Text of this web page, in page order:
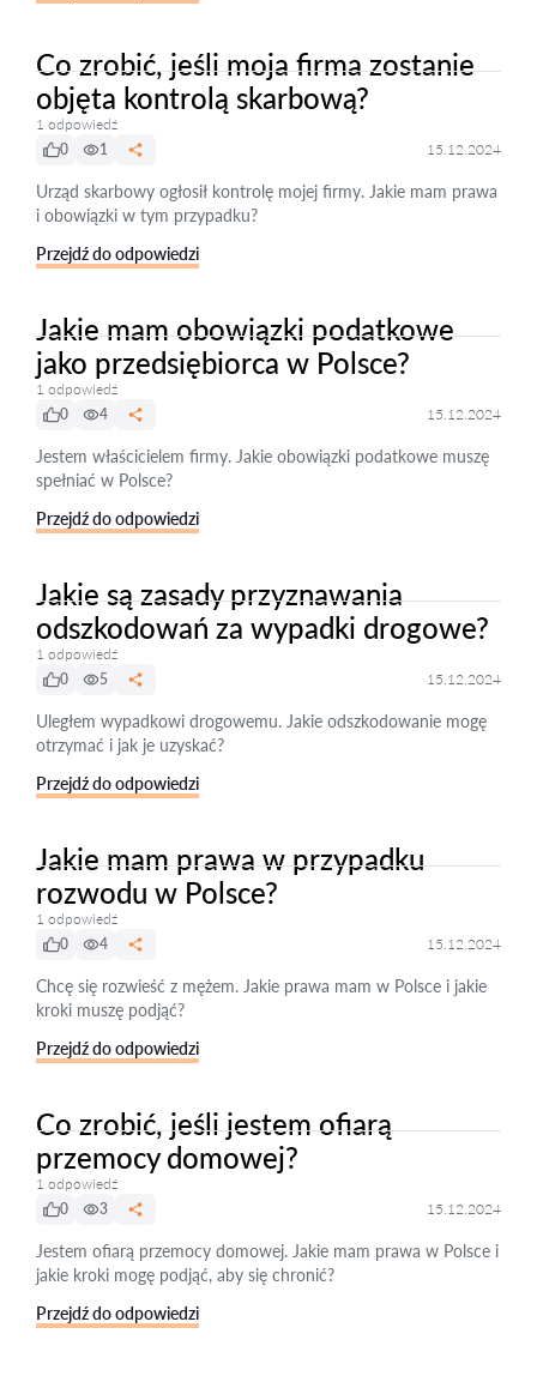
Co zrobić, jeśli moja firma zostanie
objęta kontrolą skarbową?
1 odpowiedź
0
1 15.12.2024
Urząd skarbowy ogłosił kontrolę mojej firmy. Jakie mam prawa
i obowiązki w tym przypadku?
Przejdź do odpowiedzi
Jakie mam obowiązki podatkowe
jako przedsiębiorca w Polsce?
1 odpowiedź
0
4 15.12.2024
Jestem właścicielem firmy. Jakie obowiązki podatkowe muszę
spełniać w Polsce?
Przejdź do odpowiedzi
Jakie są zasady przyznawania
odszkodowań za wypadki drogowe?
1 odpowiedź
0
5 15.12.2024
Uległem wypadkowi drogowemu. Jakie odszkodowanie mogę
otrzymać i jak je uzyskać?
Przejdź do odpowiedzi
Jakie mam prawa w przypadku
rozwodu w Polsce?
1 odpowiedź
0
4 15.12.2024
Chcę się rozwieść z mężem. Jakie prawa mam w Polsce i jakie
kroki muszę podjąć?
Przejdź do odpowiedzi
Co zrobić, jeśli jestem ofiarą
przemocy domowej?
1 odpowiedź
0
3 15.12.2024
Jestem ofiarą przemocy domowej. Jakie mam prawa w Polsce i
jakie kroki mogę podjąć, aby się chronić?
Przejdź do odpowiedzi